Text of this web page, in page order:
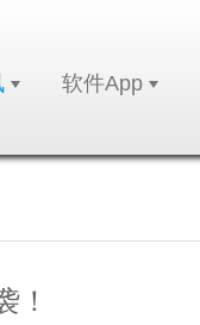
软件App
！